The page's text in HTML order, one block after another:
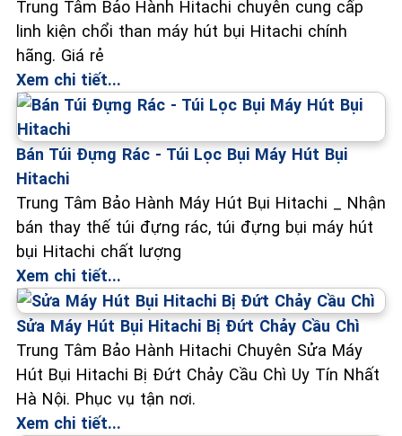
Trung Tâm Bảo Hành Hitachi chuyên cung cấp
linh kiện chổi than máy hút bụi Hitachi chính
hãng. Giá rẻ
Xem chi tiết...
Bán Túi Đựng Rác - Túi Lọc Bụi Máy Hút Bụi
Hitachi
Trung Tâm Bảo Hành Máy Hút Bụi Hitachi _ Nhận
bán thay thế túi đựng rác, túi đựng bụi máy hút
bụi Hitachi chất lượng
Xem chi tiết...
Sửa Máy Hút Bụi Hitachi Bị Đứt Chảy Cầu Chì
Trung Tâm Bảo Hành Hitachi Chuyên Sửa Máy
Hút Bụi Hitachi Bị Đứt Chảy Cầu Chì Uy Tín Nhất
Hà Nội. Phục vụ tận nơi.
Xem chi tiết...